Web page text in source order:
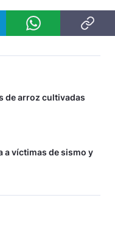
de arroz cultivadas
a víctimas de sismo y